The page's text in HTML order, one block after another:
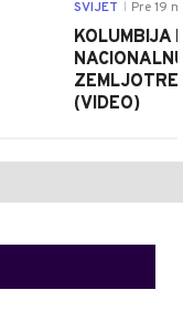
SVIJET Pre 19
KOLUMBIJA
(VIDEO)